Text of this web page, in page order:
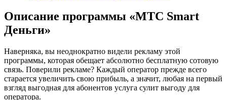
Описание программы «МТС Smart
Деньги»
Наверняка, вы неоднократно видели рекламу этой
программы, которая обещает абсолютно бесплатную сотовую
связь. Поверили рекламе? Каждый оператор прежде всего
старается увеличить свою прибыль, а значит, любая на первый
взгляд выгодная для абонентов услуга сулит выгоду для
оператора.